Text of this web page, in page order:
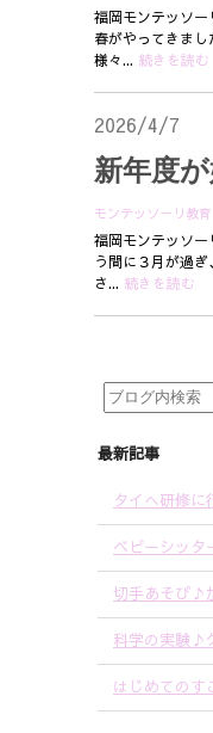
福岡モンテッソ
春がやってきま
様々... 続きを読む
2026/4/7
新年度
モンテッソーリ教育
福岡モンテッソ
う間に３月が過
さ... 続きを読む
最新記事
タイへ研修
ベビーシッ
切手あそび♪
科学の実験♪
はじめての